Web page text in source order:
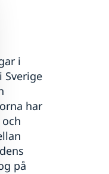
i
har
på